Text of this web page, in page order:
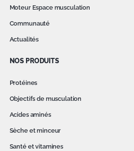
Moteur Espace musculation
Communauté
Actualités
NOS PRODUITS
Protéines
Objectifs de musculation
Acides aminés
Sèche et minceur
Santé et vitamines